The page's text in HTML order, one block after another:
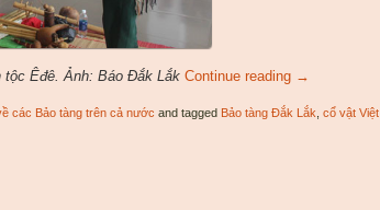
tộc Êđê. Ảnh: Báo Đắk Lắk Continue reading →
các Bảo tàng trên cả nước and tagged Bảo tàng Đắk Lắk cổ vật Việt